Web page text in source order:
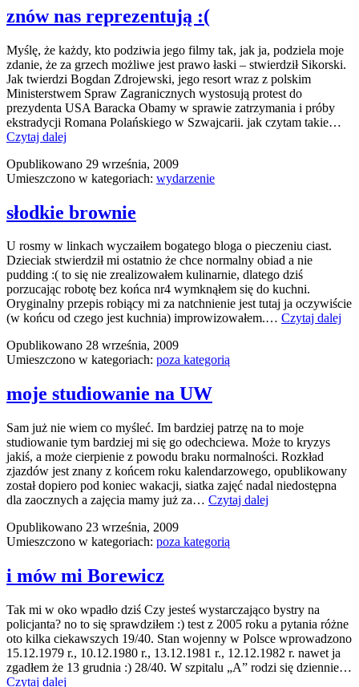
znów nas reprezentują :(
Myślę, że każdy, kto podziwia jego filmy tak, jak ja, podziela moje
zdanie, że za grzech możliwe jest prawo łaski – stwierdził Sikorski.
Jak twierdzi Bogdan Zdrojewski, jego resort wraz z polskim
Ministerstwem Spraw Zagranicznych wystosują protest do
prezydenta USA Baracka Obamy w sprawie zatrzymania i próby
ekstradycji Romana Polańskiego w Szwajcarii. jak czytam takie…
Czytaj dalej
reprezentują
:
Opublikowano 29 września, 2009
Umieszczono w kategoriach: wydarzenie
słodkie brownie
U rosmy w linkach wyczaiłem bogatego bloga o pieczeniu ciast.
Dzieciak stwierdził mi ostatnio że chce normalny obiad a nie
pudding :( to się nie zrealizowałem kulinarnie, dlatego dziś
porzucając robotę bez końca nr4 wymknąłem się do kuchni.
Oryginalny przepis robiący mi za natchnienie jest tutaj ja oczywiście
(w końcu od czego jest kuchnia) improwizowałem.… Czytaj dalej
Opublikowano 28 września, 2009
Umieszczono w kategoriach: poza kategorią
moje studiowanie na UW
Sam już nie wiem co myśleć. Im bardziej patrzę na to moje
studiowanie tym bardziej mi się go odechciewa. Może to kryzys
jakiś, a może cierpienie z powodu braku normalności. Rozkład
zjazdów jest znany z końcem roku kalendarzowego, opublikowany
został dopiero pod koniec wakacji, siatka zajęć nadal niedostępna
dla zaocznych a zajęcia mamy już za… Czytaj dalej
Opublikowano 23 września, 2009
Umieszczono w kategoriach: poza kategorią
i mów mi Borewicz
Tak mi w oko wpadło dziś Czy jesteś wystarczająco bystry na
policjanta? no to się sprawdziłem :) test z 2005 roku a pytania różne
oto kilka ciekawszych 19/40. Stan wojenny w Polsce wprowadzono
15.12.1979 r., 10.12.1980 r., 13.12.1981 r., 12.12.1982 r. nawet ja
zgadłem że 13 grudnia :) 28/40. W szpitalu „A” rodzi się dziennie…
Czytaj dalej